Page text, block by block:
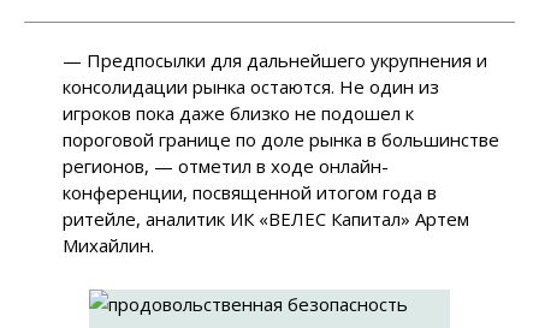
— Предпосылки для дальнейшего укрупнения и
консолидации рынка остаются. Не один из
игроков пока даже близко не подошел к
пороговой границе по доле рынка в большинстве
регионов, — отметил в ходе онлайн-
конференции, посвященной итогом года в
ритейле, аналитик ИК «ВЕЛЕС Капитал» Артем
Михайлин.